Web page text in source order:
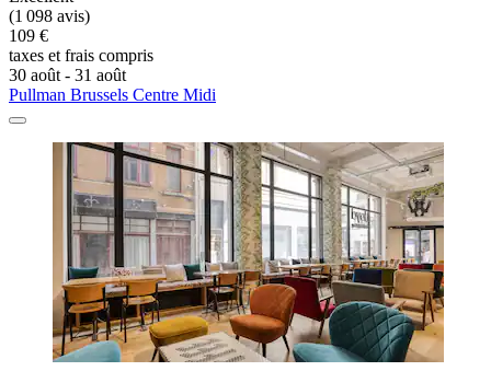
(1 098 avis)
109 €
taxes et frais compris
30 août - 31 août
Pullman Brussels Centre Midi